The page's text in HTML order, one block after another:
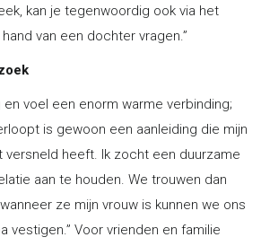
kan je tegenwoordig ook via het
van een dochter vragen.”
en voel een enorm warme verbinding;
is gewoon een aanleiding die mijn
versneld heeft. Ik zocht een duurzame
aan te houden. We trouwen dan
ze mijn vrouw is kunnen we ons
vestigen.” Voor vrienden en familie